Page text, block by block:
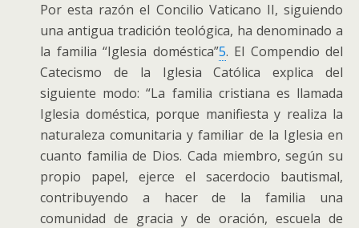
Por esta razón el Concilio Vaticano II, siguiendo
una antigua tradición teológica, ha denominado a
la familia “Iglesia doméstica”5. El Compendio del
Catecismo de la Iglesia Católica explica del
siguiente modo: “La familia cristiana es llamada
Iglesia doméstica, porque manifiesta y realiza la
naturaleza comunitaria y familiar de la Iglesia en
cuanto familia de Dios. Cada miembro, según su
propio papel, ejerce el sacerdocio bautismal,
contribuyendo a hacer de la familia una
comunidad de gracia y de oración, escuela de